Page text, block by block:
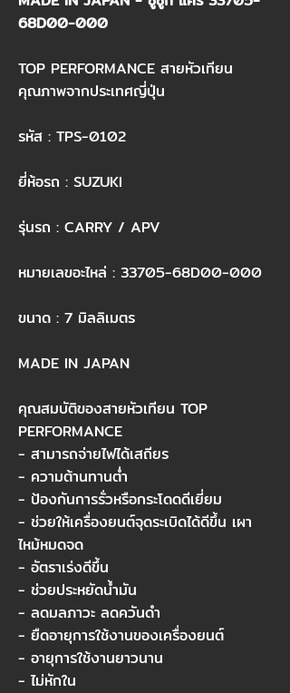
68D00-000​
TOP PERFORMANCE สายหัวเทียน
คุณภาพจากประเทศญี่ปุ่น​
รหัส : TPS-0102​
ยี่ห้อรถ : SUZUKI​
รุ่นรถ : CARRY / APV​
หมายเลขอะไหล่ : 33705-68D00-000​
ขนาด : 7 มิลลิเมตร​
MADE IN JAPAN​
คุณสมบัติของสายหัวเทียน TOP
PERFORMANCE​
- สามารถจ่ายไฟได้เสถียร​
- ความต้านทานต่ำ​
- ป้องกันการรั่วหรือกระโดดดีเยี่ยม​
- ช่วยให้เครื่องยนต์จุดระเบิดได้ดีขึ้น เผา
ไหม้หมดจด​
- อัตราเร่งดีขึ้น​
- ช่วยประหยัดน้ำมัน​
- ลดมลภาวะ ลดควันดำ​
- ยืดอายุการใช้งานของเครื่องยนต์​
- อายุการใช้งานยาวนาน​
- ไม่หักใน​